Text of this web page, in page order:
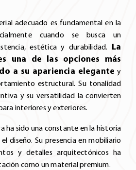
adecuado es fundamental en la
cuando se busca un
estética y durabilidad. La
una de las opciones más
a su apariencia elegante y
estructural. Su tonalidad
y su versatilidad la convierten
interiores y exteriores.
ha sido una constante en la historia
diseño. Su presencia en mobiliario
y detalles arquitectónicos ha
como un material premium.